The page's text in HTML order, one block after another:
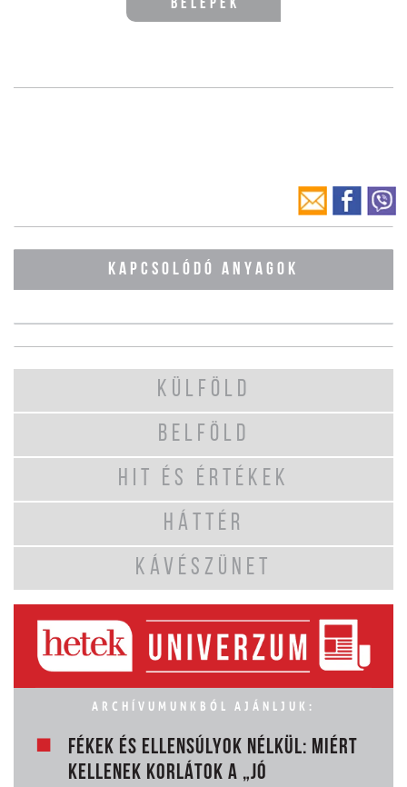
Belépek
KAPCSOLÓDÓ ANYAGOK
KÜLFÖLD
BELFÖLD
HIT ÉS ÉRTÉKEK
HÁTTÉR
KÁVÉSZÜNET
ARCHÍVUMUNKBÓL AJÁNLJUK:
FÉKEK ÉS ELLENSÚLYOK NÉLKÜL: MIÉRT
KELLENEK KORLÁTOK A „JÓ